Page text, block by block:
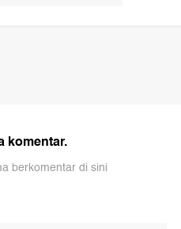
komentar.
berkomentar di sini